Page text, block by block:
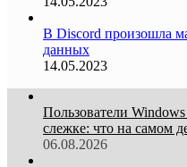
В Discord произошла
данных
14.05.2023
Пользователи
слежке: что на самом
06.08.2026